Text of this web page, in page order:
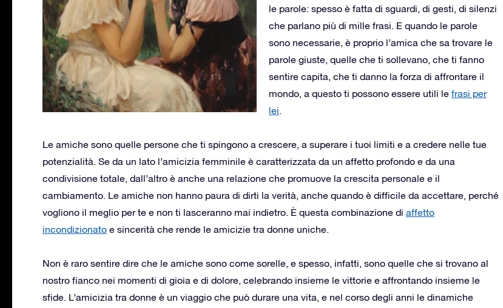
le parole: spesso è fatta di sguardi, di gesti, di silenzi
che parlano più di mille frasi. E quando le parole
sono necessarie, è proprio l’amica che sa trovare le
parole giuste, quelle che ti sollevano, che ti fanno
sentire capita, che ti danno la forza di affrontare il
mondo, a questo ti possono essere utili le frasi per
lei.
Le amiche sono quelle persone che ti spingono a crescere, a superare i tuoi limiti e a credere nelle tue
potenzialità. Se da un lato l’amicizia femminile è caratterizzata da un affetto profondo e da una
condivisione totale, dall’altro è anche una relazione che promuove la crescita personale e il
cambiamento. Le amiche non hanno paura di dirti la verità, anche quando è difficile da accettare, perché
vogliono il meglio per te e non ti lasceranno mai indietro. È questa combinazione di affetto
incondizionato e sincerità che rende le amicizie tra donne uniche.
Non è raro sentire dire che le amiche sono come sorelle, e spesso, infatti, sono quelle che si trovano al
nostro fianco nei momenti di gioia e di dolore, celebrando insieme le vittorie e affrontando insieme le
sfide. L’amicizia tra donne è un viaggio che può durare una vita, e nel corso degli anni le dinamiche